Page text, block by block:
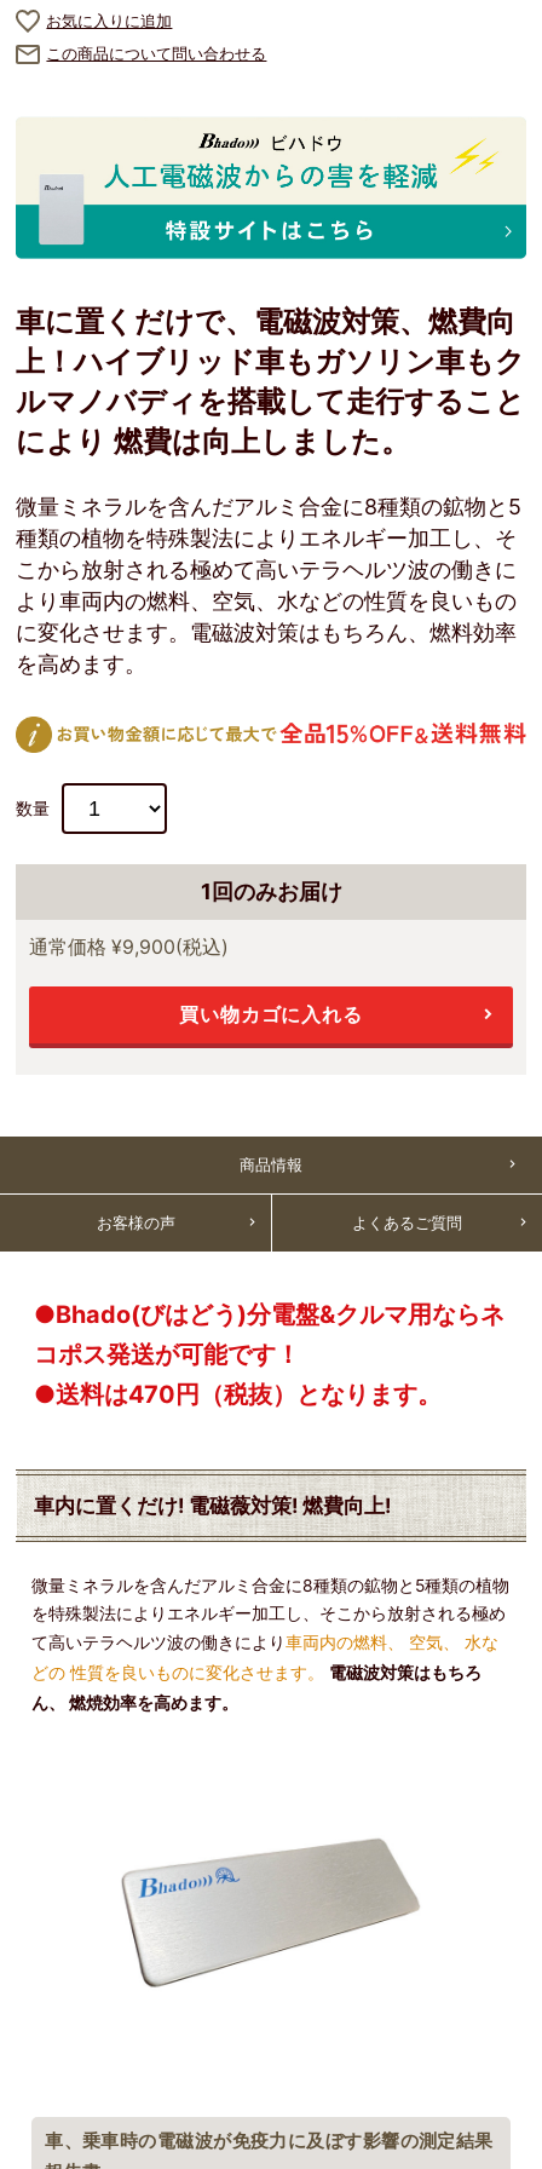
お気に入りに追加
この商品について問い合わせる
車に置くだけで、電磁波対策、燃費向
上！ハイブリッド車もガソリン車もク
ルマノバディを搭載して走行すること
により 燃費は向上しました。
微量ミネラルを含んだアルミ合金に8種類の鉱物と5
種類の植物を特殊製法によりエネルギー加工し、そ
こから放射される極めて高いテラヘルツ波の働きに
より車両内の燃料、空気、水などの性質を良いもの
に変化させます。電磁波対策はもちろん、燃料効率
を高めます。
数量
1回のみお届け
通常価格¥9,900(税込)
買い物カゴに入れる
商品情報
お客様の声 よくあるご質問
●Bhado(びはどう)分電盤&クルマ用ならネ
コポス発送が可能です！
●送料は470円（税抜）となります。
車内に置くだけ! 電磁薇対策! 燃費向上!
微量ミネラルを含んだアルミ合金に8種類の鉱物と5種類の植物
を特殊製法によりエネルギー加工し、そこから放射される極め
て高いテラヘルツ波の働きにより車両内の燃料、 空気、 水な
どの 性質を良いものに変化させます。
電磁波対策はもちろ
ん、 燃焼効率を高めます。
車、乗車時の電磁波が免疫力に及ぼす影響の測定結果